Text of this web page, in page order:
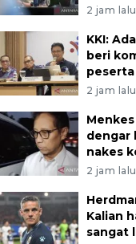
2 jam lalu
KKI:
beri
peserta
2 jam lalu
dengar
nakes
2 jam lalu
Kalian
sangat